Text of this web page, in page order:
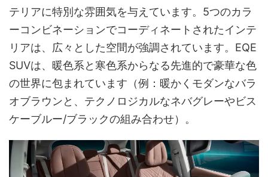
テリアに特別な雰囲気を与えています。5つのカラ
ーコンビネーションでコーディネートされたインテ
リアは、広々とした空間が強調されています。EQE
SUVは、暖色系と寒色系からなる先進的で豪華な色
の世界に包まれています（例：暖かくモダンなバラ
オブラウンと、テクノロジカルなネバグレーやビス
ケーブルー/ブラックの組み合わせ）。